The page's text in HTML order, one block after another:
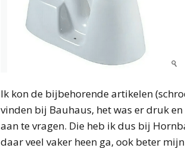
Ik kon de bijbehorende artikelen
vinden bij Bauhaus, het was er druk
aan te vragen. Die heb ik dus bij
daar veel vaker heen ga, ook beter